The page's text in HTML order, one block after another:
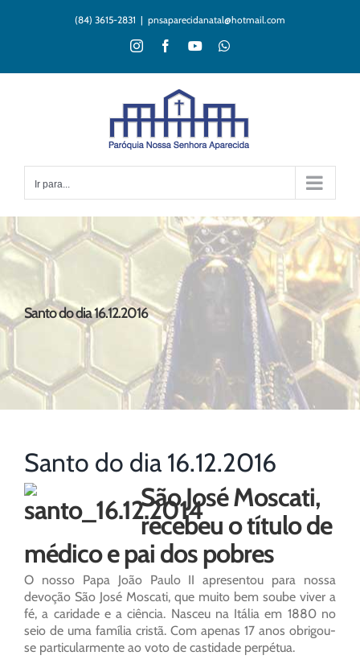
(84) 3615-2831 | pnsaparecidanatal@hotmail.com
InstagramFacebookYouTubeWhatsApp
Ir para...
Santo do dia 16.12.2016
Santo do dia 16.12.2016
São José Moscati,
recebeu o título de
médico e pai dos pobres
O nosso Papa João Paulo II apresentou para nossa
devoção São José Moscati, que muito bem soube viver a
fé, a caridade e a ciência. Nasceu na Itália em 1880 no
seio de uma família cristã. Com apenas 17 anos obrigou-
se particularmente ao voto de castidade perpétua.